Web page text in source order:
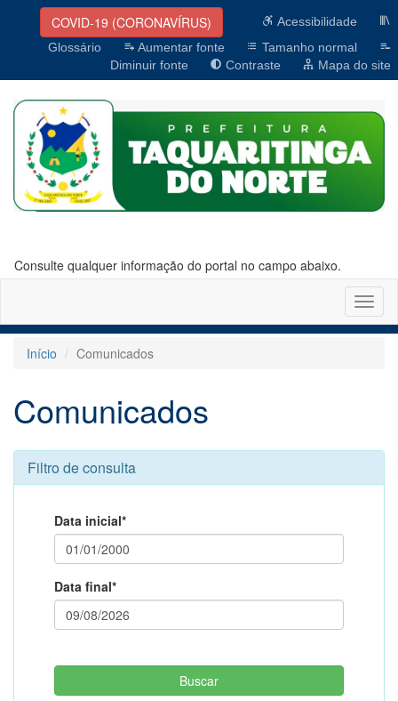
COVID-19 (CORONAVÍRUS)
Acessibilidade
Glossário
Aumentar fonte
Tamanho normal
Diminuir fonte
Contraste Mapa do site
Consulte qualquer informação do portal no campo abaixo.
Início
Comunicados
Comunicados
Filtro de consulta
Data inicial*
Data final*